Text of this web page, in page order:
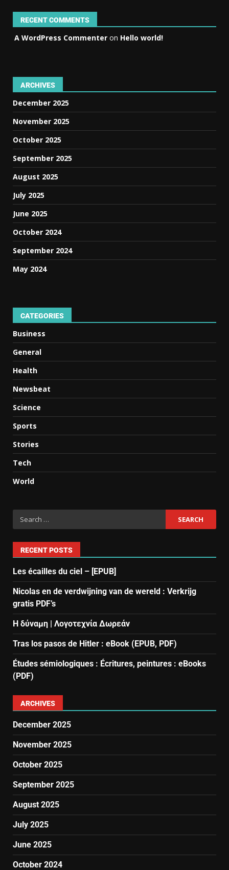
RECENT COMMENTS
A WordPress Commenter on Hello world!
ARCHIVES
December 2025
November 2025
October 2025
September 2025
August 2025
July 2025
June 2025
October 2024
September 2024
May 2024
CATEGORIES
Business
General
Health
Newsbeat
Science
Sports
Stories
Tech
World
RECENT POSTS
Les écailles du ciel – [EPUB]
Nicolas en de verdwijning van de wereld : Verkrijg
gratis PDF’s
Η δύναμη | Λογοτεχνία Δωρεάν
Tras los pasos de Hitler : eBook (EPUB, PDF)
Études sémiologiques : Écritures, peintures : eBooks
(PDF)
ARCHIVES
December 2025
November 2025
October 2025
September 2025
August 2025
July 2025
June 2025
October 2024